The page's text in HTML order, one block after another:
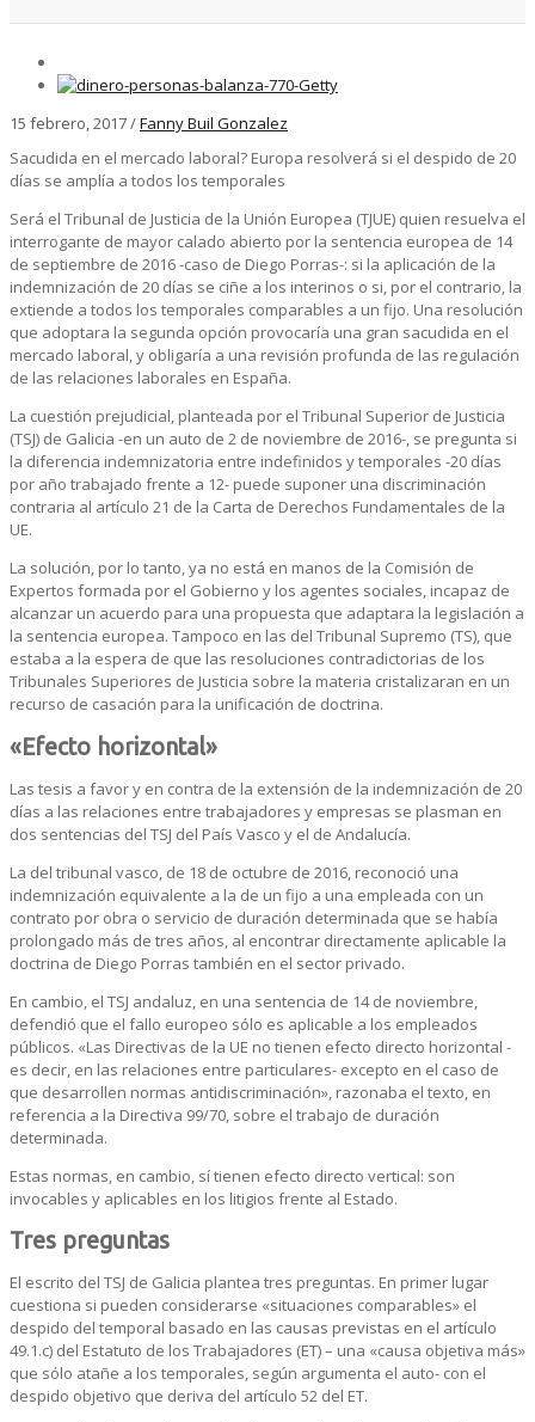
15 febrero, 2017/Fanny Buil Gonzalez
Sacudida en el mercado laboral? Europa resolverá si el despido de 20
días se amplía a todos los temporales
Será el Tribunal de Justicia de la Unión Europea (TJUE) quien resuelva el
interrogante de mayor calado abierto por la sentencia europea de 14
de septiembre de 2016 -caso de Diego Porras-: si la aplicación de la
indemnización de 20 días se ciñe a los interinos o si, por el contrario, la
extiende a todos los temporales comparables a un fijo. Una resolución
que adoptara la segunda opción provocaría una gran sacudida en el
mercado laboral, y obligaría a una revisión profunda de las regulación
de las relaciones laborales en España.
La cuestión prejudicial, planteada por el Tribunal Superior de Justicia
(TSJ) de Galicia -en un auto de 2 de noviembre de 2016-, se pregunta si
la diferencia indemnizatoria entre indefinidos y temporales -20 días
por año trabajado frente a 12- puede suponer una discriminación
contraria al artículo 21 de la Carta de Derechos Fundamentales de la
UE.
La solución, por lo tanto, ya no está en manos de la Comisión de
Expertos formada por el Gobierno y los agentes sociales, incapaz de
alcanzar un acuerdo para una propuesta que adaptara la legislación a
la sentencia europea. Tampoco en las del Tribunal Supremo (TS), que
estaba a la espera de que las resoluciones contradictorias de los
Tribunales Superiores de Justicia sobre la materia cristalizaran en un
recurso de casación para la unificación de doctrina.
«Efecto horizontal»
Las tesis a favor y en contra de la extensión de la indemnización de 20
días a las relaciones entre trabajadores y empresas se plasman en
dos sentencias del TSJ del País Vasco y el de Andalucía.
La del tribunal vasco, de 18 de octubre de 2016, reconoció una
indemnización equivalente a la de un fijo a una empleada con un
contrato por obra o servicio de duración determinada que se había
prolongado más de tres años, al encontrar directamente aplicable la
doctrina de Diego Porras también en el sector privado.
En cambio, el TSJ andaluz, en una sentencia de 14 de noviembre,
defendió que el fallo europeo sólo es aplicable a los empleados
públicos. «Las Directivas de la UE no tienen efecto directo horizontal -
es decir, en las relaciones entre particulares- excepto en el caso de
que desarrollen normas antidiscriminación», razonaba el texto, en
referencia a la Directiva 99/70, sobre el trabajo de duración
determinada.
Estas normas, en cambio, sí tienen efecto directo vertical: son
invocables y aplicables en los litigios frente al Estado.
Tres preguntas
El escrito del TSJ de Galicia plantea tres preguntas. En primer lugar
cuestiona si pueden considerarse «situaciones comparables» el
despido del temporal basado en las causas previstas en el artículo
49.1.c) del Estatuto de los Trabajadores (ET) – una «causa objetiva más»
que sólo atañe a los temporales, según argumenta el auto- con el
despido objetivo que deriva del artículo 52 del ET.